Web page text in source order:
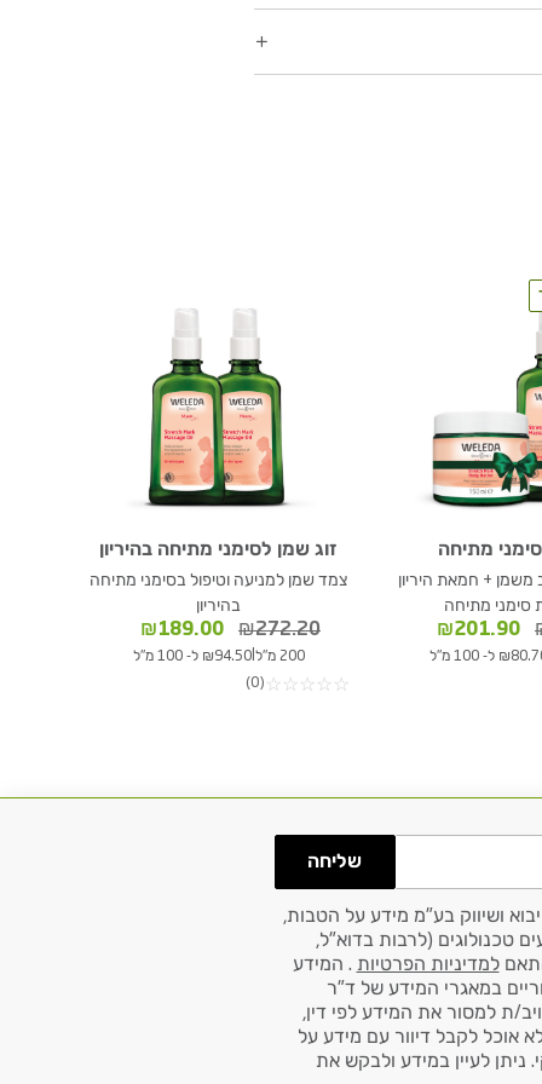
מתיחה
+ חמאת היריון
סימני מתיחה
המחיר
המקורי
₪201.90
הנוכחי
ל- 100 מ"ל
זוג שמן לסימני מתיחה בהיריון
צמד שמן למניעה וטיפול בסימני מתיחה
בהיריון
₪272.20
המחיר
המקורי
₪189.00
הנוכחי
200 מ"ל |₪94.50 ל- 100 מ"ל
☆
☆
☆
☆
☆
(0)
שליחה
ושיווק בע"מ מידע על הטבות,
טכנולוגים (לרבות בדוא"ל,
למדיניות הפרטיות . המידע
במאגרי המידע של ד"ר
ת למסור את המידע לפי דין,
אוכל לקבל דיוור עם מידע על
ניתן לעיין במידע ולבקש את